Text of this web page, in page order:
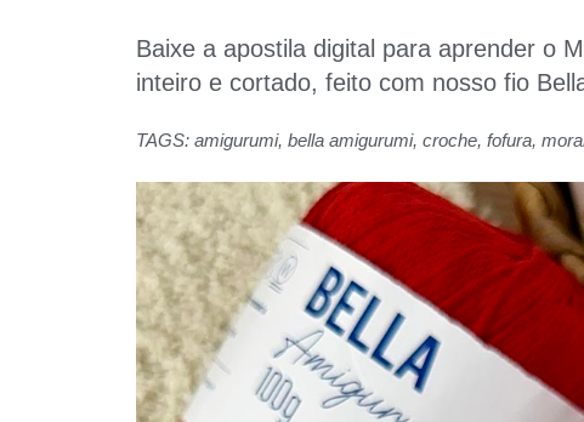
Baixe a apostila digital para aprender o
inteiro e cortado, feito com nosso fio
TAGS: amigurumi, bella amigurumi, croche, fofura,